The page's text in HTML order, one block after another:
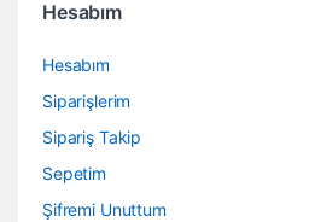
Hesabım
Hesabım
Siparişlerim
Sipariş Takip
Sepetim
Şifremi Unuttum